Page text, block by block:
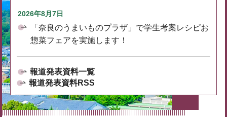
2026年8月7日
「奈良のうまいものプラザ」で学生考案レシピお
惣菜フェアを実施します！
報道発表資料一覧
報道発表資料RSS